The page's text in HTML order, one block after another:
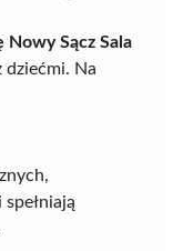
Nowy Sącz Sala
dziećmi. Na